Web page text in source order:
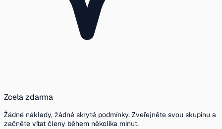
Zcela zdarma
Žádné náklady, žádné skryté podmínky. Zveřejněte svou skupinu a
začněte vítat členy během několika minut.